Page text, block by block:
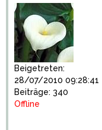
Beigetreten:
28/07/2010 09:28:41
Beiträge: 340
Offline